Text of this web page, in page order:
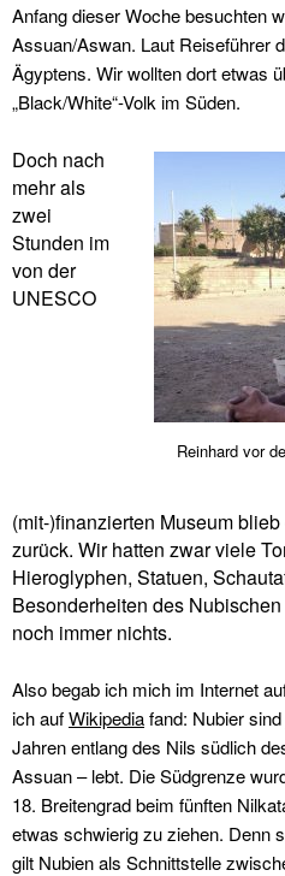
Anfang dieser Woche besuchten
Assuan/Aswan. Laut Reiseführer
Ägyptens. Wir wollten dort etwas
„Black/White“-Volk im Süden.
Reinhard vor
Doch nach
mehr als
zwei
Stunden im
von der
UNESCO
(mit-)finanzierten Museum
zurück. Wir hatten zwar viele
Hieroglyphen, Statuen,
Besonderheiten des
noch immer nichts.
Also begab ich mich im Internet
ich aufWikipediafand: Nubier
Jahren entlang des Nils südlich
Assuan – lebt. Die Südgrenze
18. Breitengrad beim fünften
etwas schwierig zu ziehen. Denn
gilt Nubien als Schnittstelle